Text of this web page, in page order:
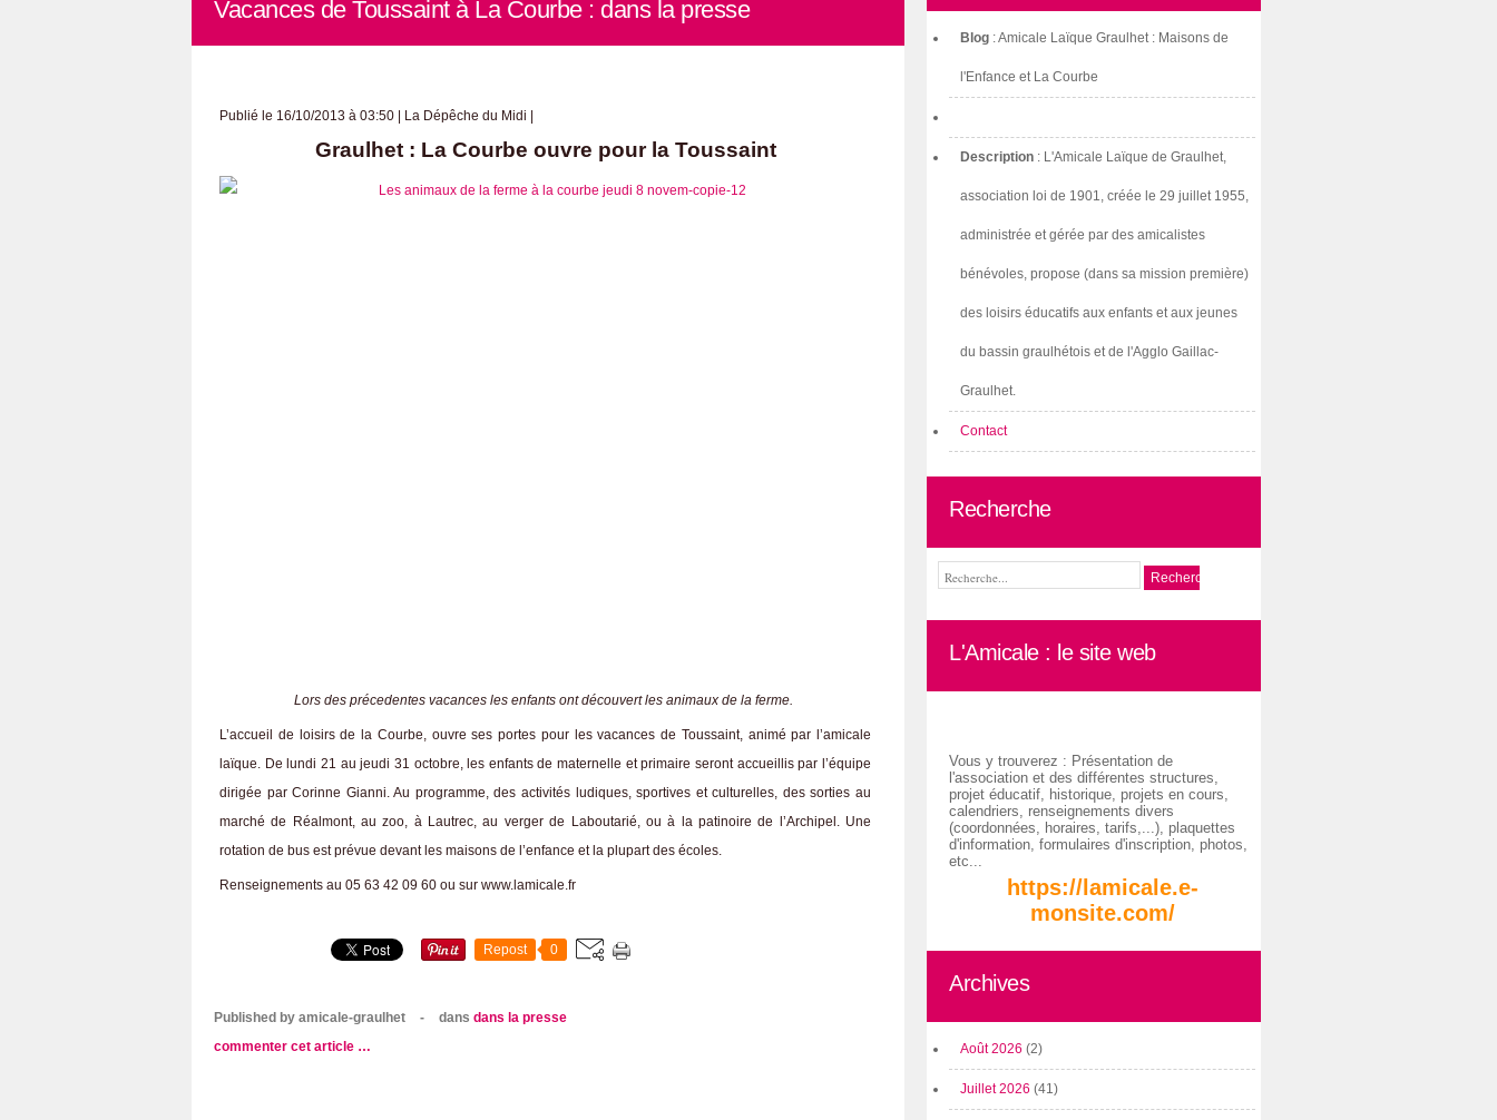
Vacances de Toussaint à La Courbe : dans la presse
Publié le 16/10/2013 à 03:50 | La Dépêche du Midi |
Graulhet : La Courbe ouvre pour la Toussaint
Lors des précedentes vacances les enfants ont découvert les animaux de la ferme.
L’accueil de loisirs de la Courbe, ouvre ses portes pour les vacances de Toussaint, animé par l’amicale
laïque. De lundi 21 au jeudi 31 octobre, les enfants de maternelle et primaire seront accueillis par l’équipe
dirigée par Corinne Gianni. Au programme, des activités ludiques, sportives et culturelles, des sorties au
marché de Réalmont, au zoo, à Lautrec, au verger de Laboutarié, ou à la patinoire de l’Archipel. Une
rotation de bus est prévue devant les maisons de l’enfance et la plupart des écoles.
Renseignements au 05 63 42 09 60 ou sur www.lamicale.fr
Repost 0
Published by amicale-graulhet - dans dans la presse
commenter cet article …
Blog : Amicale Laïque Graulhet : Maisons de
l'Enfance et La Courbe
Description : L'Amicale Laïque de Graulhet,
association loi de 1901, créée le 29 juillet 1955,
administrée et gérée par des amicalistes
bénévoles, propose (dans sa mission première)
des loisirs éducatifs aux enfants et aux jeunes
du bassin graulhétois et de l'Agglo Gaillac-
Graulhet.
Contact
Recherche
L'Amicale : le site web
Vous y trouverez : Présentation de
l'association et des différentes structures,
projet éducatif, historique, projets en cours,
calendriers, renseignements divers
(coordonnées, horaires, tarifs,...), plaquettes
d'information, formulaires d'inscription, photos,
etc...
https://lamicale.e-
monsite.com/
Archives
Août 2026 (2)
Juillet 2026 (41)